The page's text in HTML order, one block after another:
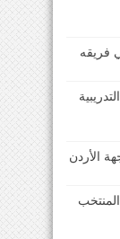
فريقه
الأردن